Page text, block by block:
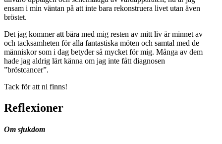
ensam i min väntan på att inte bara rekonstruera livet utan även
bröstet.
Det jag kommer att bära med mig resten av mitt liv är minnet av
och tacksamheten för alla fantastiska möten och samtal med de
människor som i dag betyder så mycket för mig. Många av dem
hade jag aldrig lärt känna om jag inte fått diagnosen
”bröstcancer”.
Tack för att ni finns!
Reflexioner
Om sjukdom